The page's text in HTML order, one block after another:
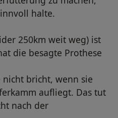
halte.
250km weit weg) ist
die besagte Prothese
nicht bricht, wenn sie
aufliegt. Das tut
nach der